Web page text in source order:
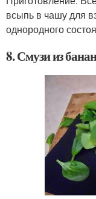
всыпь в чашу для
однородного
8. Смузи из